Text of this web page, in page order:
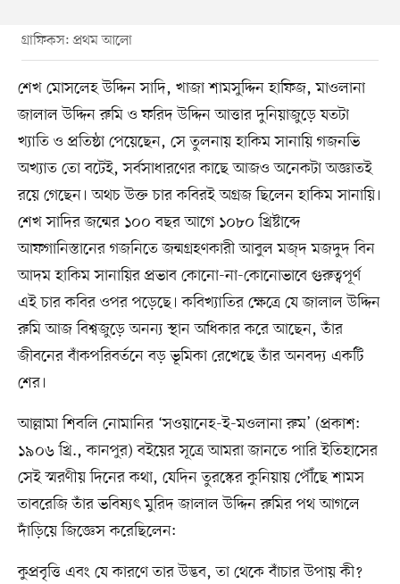
গ্রাফিকস: প্রথম আলো
শেখ মোসলেহ উদ্দিন সাদি, খাজা শামসুদ্দিন হাফিজ, মাওলানা
জালাল উদ্দিন রুমি ও ফরিদ উদ্দিন আত্তার দুনিয়াজুড়ে যতটা
খ্যাতি ও প্রতিষ্ঠা পেয়েছেন, সে তুলনায় হাকিম সানায়ি গজনভি
অখ্যাত তো বটেই, সর্বসাধারণের কাছে আজও অনেকটা অজ্ঞাতই
রয়ে গেছেন। অথচ উক্ত চার কবিরই অগ্রজ ছিলেন হাকিম সানায়ি।
শেখ সাদির জন্মের ১০০ বছর আগে ১০৮০ খ্রিষ্টাব্দে
আফগানিস্তানের গজনিতে জন্মগ্রহণকারী আবুল মজ্দ মজদুদ বিন
আদম হাকিম সানায়ির প্রভাব কোনো-না-কোনোভাবে গুরুত্বপূর্ণ
এই চার কবির ওপর পড়েছে। কবিখ্যাতির ক্ষেত্রে যে জালাল উদ্দিন
রুমি আজ বিশ্বজুড়ে অনন্য স্থান অধিকার করে আছেন, তাঁর
জীবনের বাঁকপরিবর্তনে বড় ভূমিকা রেখেছে তাঁর অনবদ্য একটি
শের।
আল্লামা শিবলি নোমানির ‘সওয়ানেহ-ই-মওলানা রুম’ (প্রকাশ:
১৯০৬ খ্রি., কানপুর) বইয়ের সূত্রে আমরা জানতে পারি ইতিহাসের
সেই স্মরণীয় দিনের কথা, যেদিন তুরস্কের কুনিয়ায় পৌঁছে শামস
তাবরেজি তাঁর ভবিষ্যৎ মুরিদ জালাল উদ্দিন রুমির পথ আগলে
দাঁড়িয়ে জিজ্ঞেস করেছিলেন:
কুপ্রবৃত্তি এবং যে কারণে তার উদ্ভব, তা থেকে বাঁচার উপায় কী?